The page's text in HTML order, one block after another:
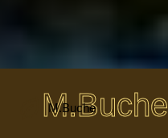
M.Buche
M.Buche